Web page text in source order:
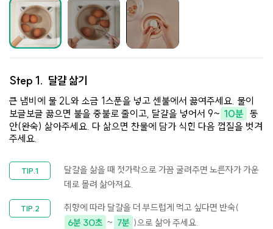
Step 1. 달걀 삶기
큰 냄비에 물 2L와 소금 1스푼을 넣고 센불에서 끓여주세요. 물이
보글보글 끓으면 불을 중불로 줄이고, 달걀을 넣어서 9~ 10분 동
안(완숙) 삶아주세요. 다 삶으면 찬물에 담가 식힌 다음 껍질을 벗겨
주세요.
달걀을 삶을 때 젓가락으로 가끔 굴려주면 노른자가 가운
데로 몰려 삶아져요.
취향에 따라 달걀을 더 부드럽게 먹고 싶다면 반숙(
6분 30초 ~ 7분 )으로 삶아 주세요.